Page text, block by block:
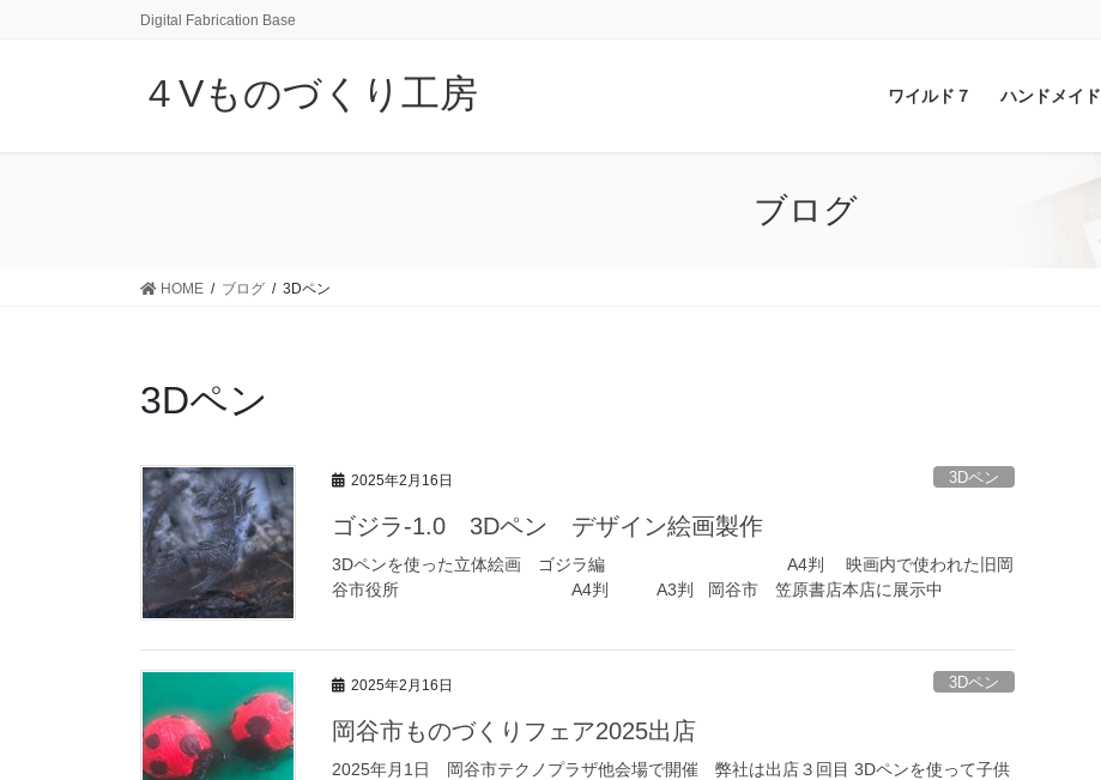
Digital Fabrication Base
４Vものづくり工房 ワイルド７ ハンドメイド
ブログ
HOME ブログ 3Dペン
3Dペン
2025年2月16日 3Dペン
ゴジラ-1.0 3Dペン デザイン絵画製作
3Dペンを使った立体絵画 ゴジラ編 A4判 映画内で使われた旧岡
谷市役所 A4判 A3判 岡谷市 笠原書店本店に展示中
2025年2月16日 3Dペン
岡谷市ものづくりフェア2025出店
2025年月1日 岡谷市テクノプラザ他会場で開催 弊社は出店３回目 3Dペンを使って子供